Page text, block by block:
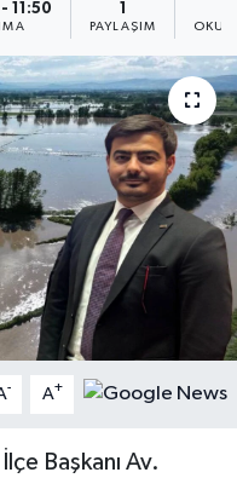
11:50 1
PAYLAŞIM
- A+
Başkanı Av.